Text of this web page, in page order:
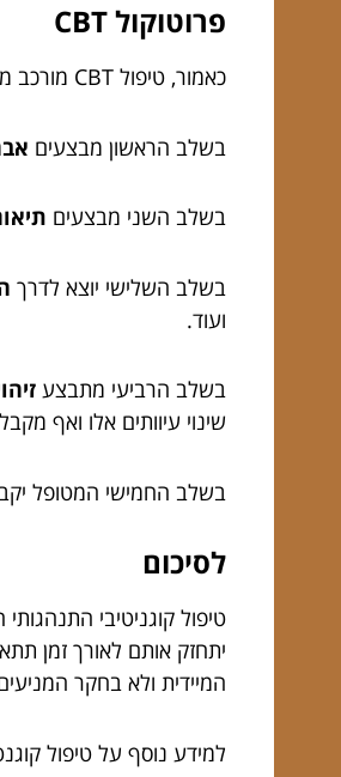
פרוטוקול CBT
כאמור, טיפול CBT מורכב משילוב שני אלמנטים של התנהגות וחשיבה.
בשלב הראשון מבצעים
בשלב השני מבצעים
בשלב השלישי יוצא לדרך
ועוד.
בשלב הרביעי מתבצע
שינוי עיוותים אלו ואף
בשלב החמישי המטופל
לסיכום
המיידית ולא בחקר
למידע נוסף על טיפול